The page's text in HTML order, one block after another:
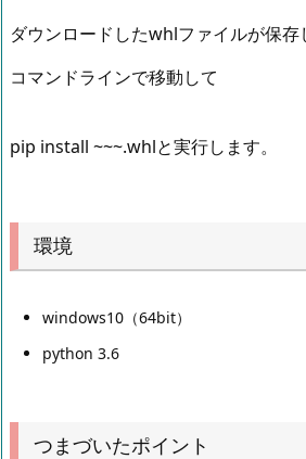
ダウンロードしたwhlファイルが保存
コマンドラインで移動して
pip install ~~~.whlと実行します。
環境
windows10（64bit）
python 3.6
つまづいたポイント